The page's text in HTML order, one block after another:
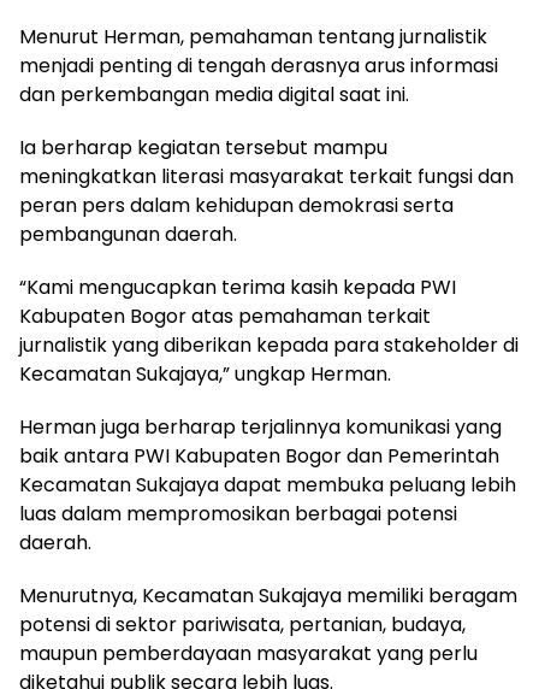
Menurut Herman, pemahaman tentang jurnalistik
menjadi penting di tengah derasnya arus informasi
dan perkembangan media digital saat ini.
Ia berharap kegiatan tersebut mampu
meningkatkan literasi masyarakat terkait fungsi dan
peran pers dalam kehidupan demokrasi serta
pembangunan daerah.
“Kami mengucapkan terima kasih kepada PWI
Kabupaten Bogor atas pemahaman terkait
jurnalistik yang diberikan kepada para stakeholder di
Kecamatan Sukajaya,” ungkap Herman.
Herman juga berharap terjalinnya komunikasi yang
baik antara PWI Kabupaten Bogor dan Pemerintah
Kecamatan Sukajaya dapat membuka peluang lebih
luas dalam mempromosikan berbagai potensi
daerah.
Menurutnya, Kecamatan Sukajaya memiliki beragam
potensi di sektor pariwisata, pertanian, budaya,
maupun pemberdayaan masyarakat yang perlu
diketahui publik secara lebih luas.